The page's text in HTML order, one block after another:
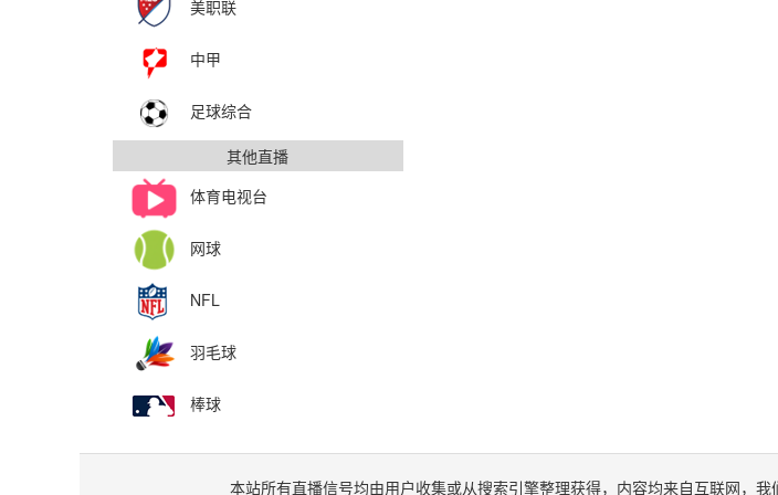
美职联
中甲
足球综合
其他直播
体育电视台
网球
NFL
羽毛球
棒球
本站所有直播信号均由用户收集或从搜索引擎整理获得，内容均来自互联网，